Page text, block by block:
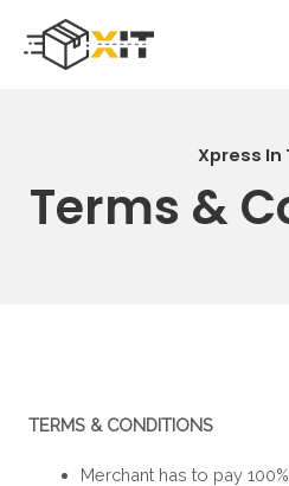
Xpress In
Terms &
TERMS & CONDITIONS
Merchant has to pay